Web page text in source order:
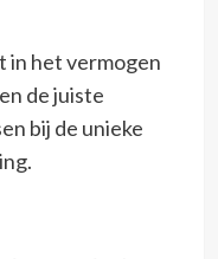
in het vermogen
de juiste
bij de unieke